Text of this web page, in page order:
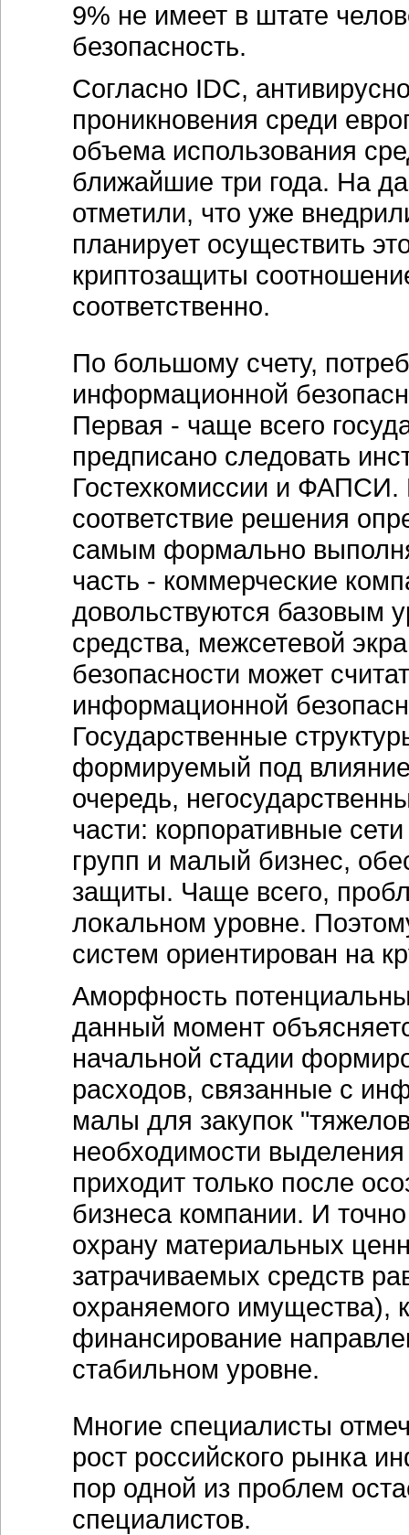
9% не имеет в штате
безопасность.
Согласно IDC,
проникновения среди
объема использования
ближайшие три года. На
отметили, что уже
планирует осуществить
криптозащиты
соответственно.
По большому счету,
информационной
Первая - чаще всего
предписано следовать
Гостехкомиссии и ФАПСИ.
соответствие решения
самым формально
часть - коммерческие
довольствуются базовым
средства, межсетевой
безопасности может
информационной
Государственные
формируемый под
очередь,
части: корпоративные
групп и малый бизнес,
защиты. Чаще всего,
локальном уровне.
систем ориентирован на
Аморфность
данный момент
начальной стадии
расходов, связанные с
малы для закупок
необходимости
приходит только после
бизнеса компании. И
охрану материальных
затрачиваемых средств
охраняемого имущества),
финансирование
стабильном уровне.
Многие специалисты
рост российского рынка
пор одной из проблем
специалистов.